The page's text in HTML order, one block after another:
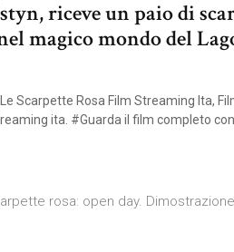
riceve un paio di
magico mondo del
Scarpette Rosa Film Streaming Ita,
ita. #Guarda il film completo
rosa: open day.